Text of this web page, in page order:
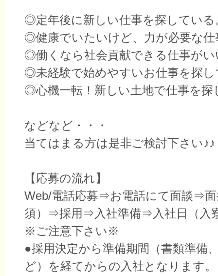
◎定年後に新しい仕事を探している
◎健康でいたいけど、力が必要な仕
◎働くなら社会貢献できる仕事がい
◎未経験で始めやすいお仕事を探し
◎心機一転！新しい土地で仕事を探
などなど・・・
当てはまる方は是非ご検討下さい♪♪
【応募の流れ】
Web/電話応募⇒お電話にて面談⇒面
須）⇒採用⇒入社準備⇒入社日（入
※ご注意下さい※
●採用決定から準備期間（書類準備
ど）を経てからの入社となります。